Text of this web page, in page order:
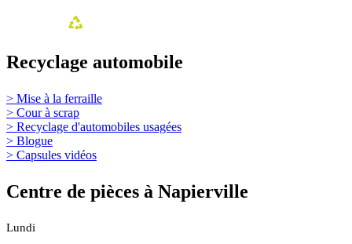
Recyclage automobile
> Mise à la ferraille
> Cour à scrap
> Recyclage d'automobiles usagées
> Blogue
> Capsules vidéos
Centre de pièces à Napierville
Lundi